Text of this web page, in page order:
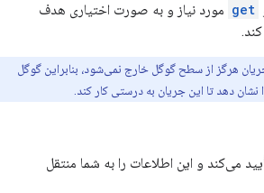
get مورد نیاز و به صورت اختیاری هدف
هرگز از سطح گوگل خارج نمی‌شود، بنابراین گوگل
می‌کند و این اطلاعات را به شما منتقل